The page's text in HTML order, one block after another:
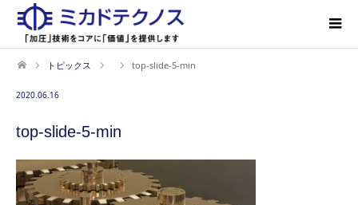
トピックス top-slide-5-min
2020.06.16
top-slide-5-min